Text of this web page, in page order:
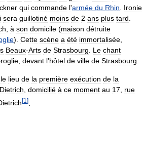
qui commande l'armée du Rhin
Ironie
sera guillotiné moins de 2 ans plus tard
à son domicile (maison détruite
). Cette scène a été immortalisée
Beaux-Arts de Strasbourg Le chant
devant l'hôtel de ville de Strasbourg
le lieu de la première exécution de la
Dietrich domicilié à ce moment au 17
rue
[1 ]